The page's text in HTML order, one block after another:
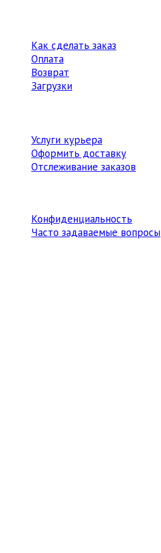
Как сделать заказ
Оплата
Возврат
Загрузки
Услуги курьера
Оформить доставку
Отслеживание заказов
Конфиденциальность
Часто задаваемые вопросы